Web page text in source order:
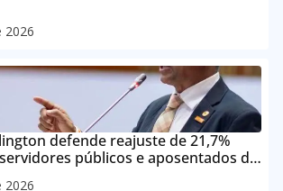
2026
defende reajuste de 21,7%
públicos e aposentados do
2026